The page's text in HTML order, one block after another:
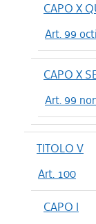
CAPO X
Art. 99
CAPO X
Art. 99
TITOLO V
Art. 100
CAPO I